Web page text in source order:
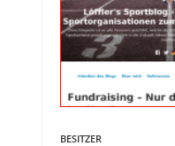
BESITZER